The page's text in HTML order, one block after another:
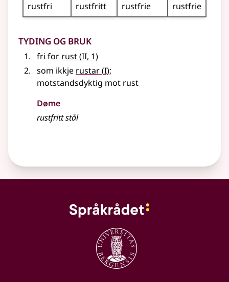
rustfri
rustfritt rustfrie rustfrie
Tyding og bruk
fri for rust(2
II, 1)
som ikkje rustar(1
I);
motstandsdyktig mot rust
Døme
rustfritt stål